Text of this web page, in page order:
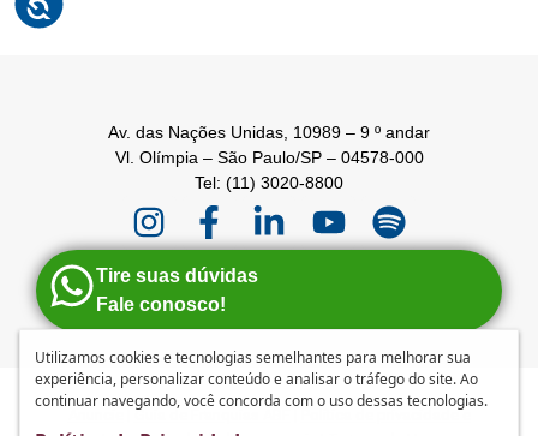
Av. das Nações Unidas, 10989 – 9 º andar
Vl. Olímpia – São Paulo/SP – 04578-000
Tel: (11) 3020-8800
Tire suas dúvidas
Fale conosco!
Guia de Franquias ABF
Política de privacidade e
Utilizamos cookies e tecnologias semelhantes para melhorar sua
experiência, personalizar conteúdo e analisar o tráfego do site. Ao
continuar navegando, você concorda com o uso dessas tecnologias.